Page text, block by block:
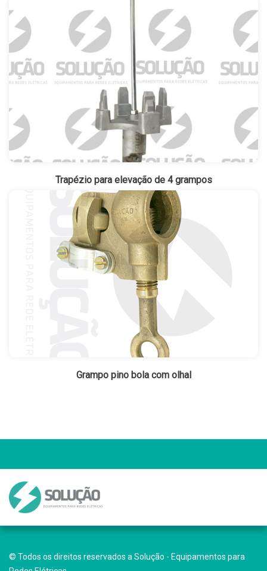
Trapézio para elevação de 4 grampos
Grampo pino bola com olhal
© Todos os direitos reservados a Solução - Equipamentos para